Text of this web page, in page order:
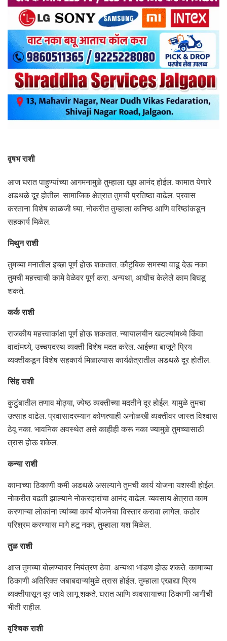
वृषभ राशी
आज घरात पाहुण्यांच्या आगमनामुळे तुम्हाला खूप आनंद होईल. कामात येणारे
अडथळे दूर होतील. सामाजिक क्षेत्रात तुमची प्रतिष्ठा वाढेल. प्रवास
करताना विशेष काळजी घ्या. नोकरीत तुम्हाला कनिष्ठ आणि वरिष्ठांकडून
सहकार्य मिळेल.
मिथुन राशी
तुमच्या मनातील इच्छा पूर्ण होऊ शकतात. कौटुंबिक समस्या वाढू देऊ नका.
तुमची महत्त्वाची कामे वेळेवर पूर्ण करा. अन्यथा, आधीच केलेले काम बिघडू
शकते.
कर्क राशी
राजकीय महत्त्वाकांक्षा पूर्ण होऊ शकतात. न्यायालयीन खटल्यांमध्ये किंवा
वादांमध्ये, उच्चपदस्थ व्यक्ती विशेष मदत करेल. आईच्या बाजूने प्रिय
व्यक्तीकडून विशेष सहकार्य मिळाल्यास कार्यक्षेत्रातील अडथळे दूर होतील.
सिंह राशी
कुटुंबातील तणाव मोठ्या, ज्येष्ठ व्यक्तीच्या मदतीने दूर होईल. यामुळे तुमचा
उत्साह वाढेल. प्रवासादरम्यान कोणत्याही अनोळखी व्यक्तीवर जास्त विश्वास
ठेवू नका. भावनिक अवस्थेत असे काहीही करू नका ज्यामुळे तुमच्यासाठी
त्रास होऊ शकेल.
कन्या राशी
कामाच्या ठिकाणी कमी अडथळे असल्याने तुमची कार्य योजना यशस्वी होईल.
नोकरीत बढती झाल्याने नोकरदारांचा आनंद वाढेल. व्यवसाय क्षेत्रात काम
करणाऱ्या लोकांना त्यांच्या कार्य योजनेचा विस्तार करावा लागेल. कठोर
परिश्रम करण्यास मागे हटू नका, तुम्हाला यश मिळेल.
तुळ राशी
आज तुमच्या बोलण्यावर नियंत्रण ठेवा. अन्यथा भांडण होऊ शकते. कामाच्या
ठिकाणी अतिरिक्त जबाबदाऱ्यांमुळे त्रास होईल. तुम्हाला एखाद्या प्रिय
व्यक्तीपासून दूर जावे लागू शकते. घरात आणि व्यवसायाच्या ठिकाणी आगीची
भीती राहील.
वृश्चिक राशी